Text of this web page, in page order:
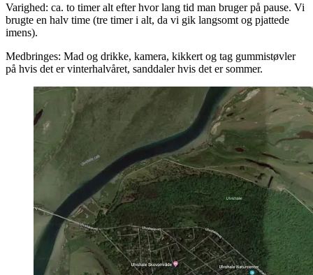
Varighed: ca. to timer alt efter hvor lang tid man bruger på pause. Vi
brugte en halv time (tre timer i alt, da vi gik langsomt og pjattede
imens).
Medbringes: Mad og drikke, kamera, kikkert og tag gummistøvler
på hvis det er vinterhalvåret, sanddaler hvis det er sommer.